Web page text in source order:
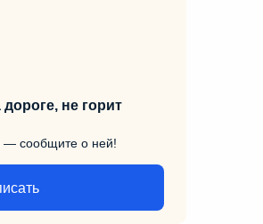
не горит
— сообщите о ней!